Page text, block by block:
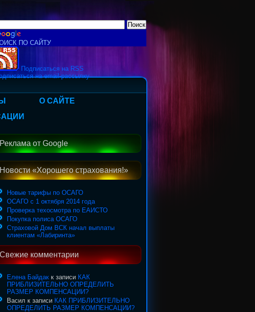
ПО САЙТУ
Подписаться на RSS
на email-рассылку
О САЙТЕ
Реклама от Google
Новости «Хорошего страхования!»
Новые тарифы по ОСАГО
ОСАГО с 1 октября 2014 года
Проверка техосмотра по ЕАИСТО
Покупка полиса ОСАГО
Страховой Дом ВСК начал выплаты
клиентам «Лабиринта»
Свежие комментарии
Елена Байдак к записи КАК
ПРИБЛИЗИТЕЛЬНО ОПРЕДЕЛИТЬ
РАЗМЕР КОМПЕНСАЦИИ?
Васил к записи КАК ПРИБЛИЗИТЕЛЬНО
ОПРЕДЕЛИТЬ РАЗМЕР КОМПЕНСАЦИИ?